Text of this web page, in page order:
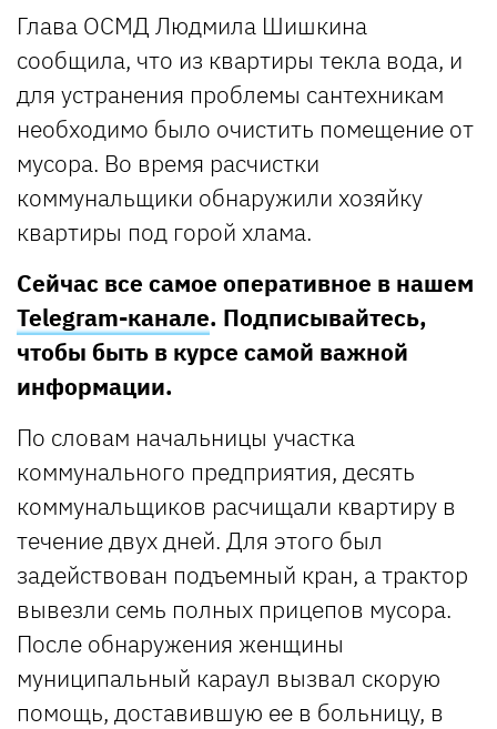
Глава ОСМД Людмила Шишкина
сообщила, что из квартиры текла вода, и
для устранения проблемы сантехникам
необходимо было очистить помещение от
мусора. Во время расчистки
коммунальщики обнаружили хозяйку
квартиры под горой хлама.
Сейчас все самое оперативное в нашем
Telegram-канале. Подписывайтесь,
чтобы быть в курсе самой важной
информации.
По словам начальницы участка
коммунального предприятия, десять
коммунальщиков расчищали квартиру в
течение двух дней. Для этого был
задействован подъемный кран, а трактор
вывезли семь полных прицепов мусора.
После обнаружения женщины
муниципальный караул вызвал скорую
помощь, доставившую ее в больницу, в